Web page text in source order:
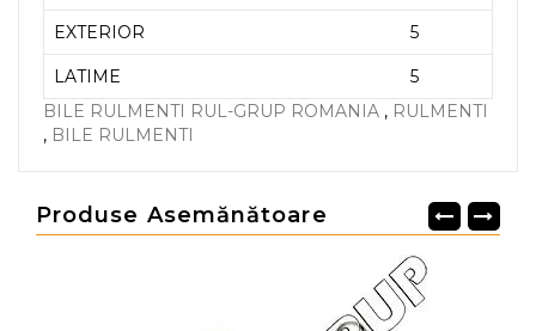
EXTERIOR 5
LATIME
5
BILE RULMENTI RUL-GRUP ROMANIA , RULMENTI
, BILE RULMENTI
Produse Asemănătoare